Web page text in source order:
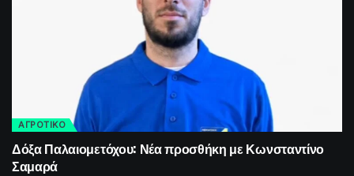
ΑΓΡΟΤΙΚΟ
Δόξα Παλαιομετόχου: Νέα προσθήκη με Κωνσταντίνο
Σαμαρά